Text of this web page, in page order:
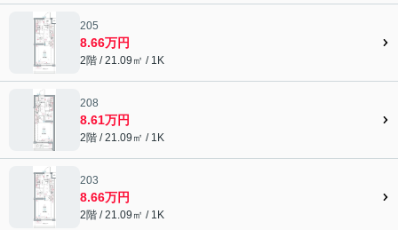
205
8.66万円
2階 / 21.09㎡ / 1K
208
8.61万円
2階 / 21.09㎡ / 1K
203
8.66万円
2階 / 21.09㎡ / 1K